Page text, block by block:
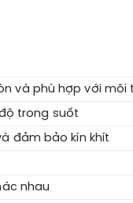
và phù hợp với
trong suốt
đảm bảo kín khít
nhau